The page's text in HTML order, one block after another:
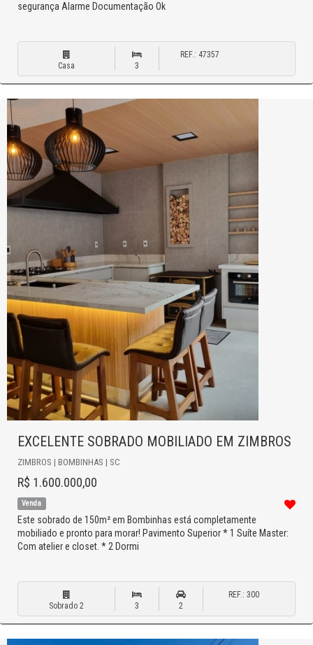
segurança Alarme Documentação Ok
Casa 3
REF.: 47357
EXCELENTE SOBRADO MOBILIADO EM ZIMBROS
ZIMBROS | BOMBINHAS | SC
R$ 1.600.000,00
Venda
Este sobrado de 150m² em Bombinhas está completamente
mobiliado e pronto para morar! Pavimento Superior * 1 Suíte Master:
Com atelier e closet. * 2 Dormi
Sobrado 2 3 2
REF.: 300